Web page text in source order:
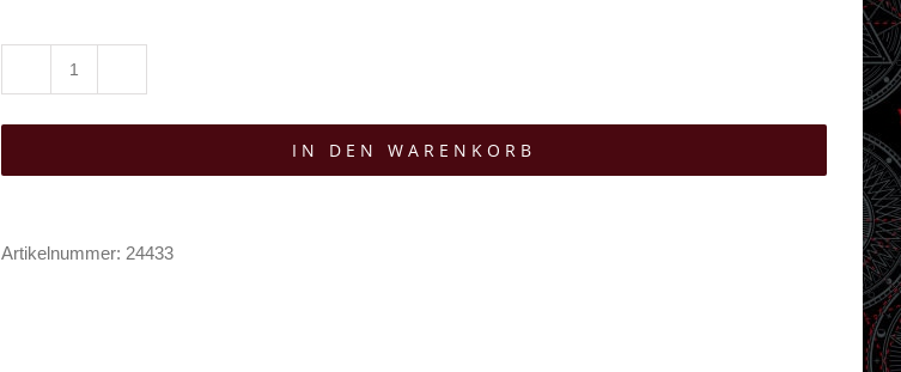
Itch
Punk
IN DEN WARENKORB
Artikelnummer: 24433